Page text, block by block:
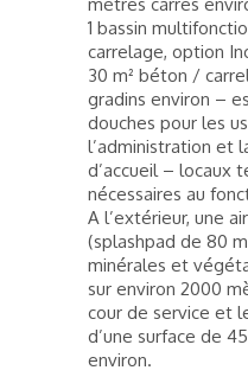
1 bassin
carrelage, option
30 m² béton /
gradins environ –
douches pour les
l’administration et
d’accueil – locaux
nécessaires au
A l’extérieur, une
(splashpad de 80
minérales et
sur environ 2000
cour de service et
d’une surface de
environ.